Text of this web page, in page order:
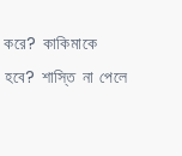
কাকিমাকে
শাস্তি না পেলে